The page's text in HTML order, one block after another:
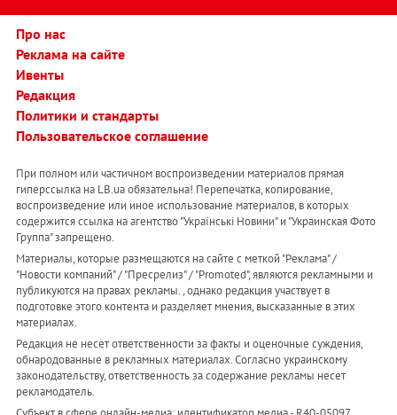
Про нас
Реклама на сайте
Ивенты
Редакция
Политики и стандарты
Пользовательское соглашение
При полном или частичном воспроизведении материалов прямая
гиперссылка на LB.ua обязательна! Перепечатка, копирование,
воспроизведение или иное использование материалов, в которых
содержится ссылка на агентство "Українськi Новини" и "Украинская Фото
Группа" запрещено.
Материалы, которые размещаются на сайте с меткой "Реклама" /
"Новости компаний" / "Пресрелиз" / "Promoted", являются рекламными и
публикуются на правах рекламы. , однако редакция участвует в
подготовке этого контента и разделяет мнения, высказанные в этих
материалах.
Редакция не несет ответственности за факты и оценочные суждения,
обнародованные в рекламных материалах. Согласно украинскому
законодательству, ответственность за содержание рекламы несет
рекламодатель.